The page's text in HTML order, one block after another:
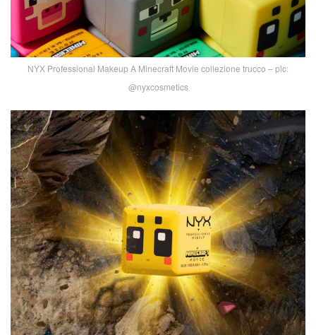
NYX Professional Makeup A Minecraft Movie collezione trucco – pic:
@nyxcosmetics